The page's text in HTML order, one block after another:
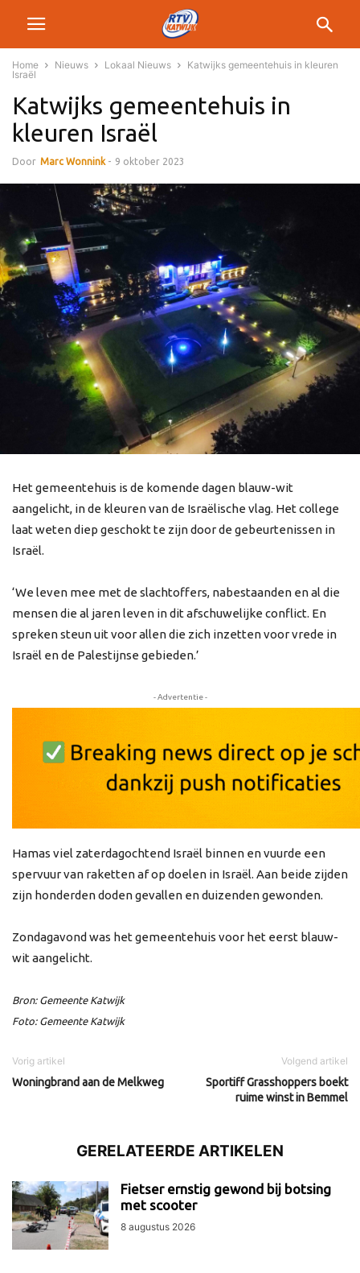
Home Nieuws Lokaal Nieuws
Katwijks gemeentehuis in kleuren
Israël
Katwijks gemeentehuis in
kleuren Israël
Door Marc Wonnink - 9 oktober 2023
Het gemeentehuis is de komende dagen blauw-wit
aangelicht, in de kleuren van de Israëlische vlag. Het college
laat weten diep geschokt te zijn door de gebeurtenissen in
Israël.
‘We leven mee met de slachtoffers, nabestaanden en al die
mensen die al jaren leven in dit afschuwelijke conflict. En
spreken steun uit voor allen die zich inzetten voor vrede in
Israël en de Palestijnse gebieden.’
- Advertentie -
Hamas viel zaterdagochtend Israël binnen en vuurde een
spervuur van raketten af op doelen in Israël. Aan beide zijden
zijn honderden doden gevallen en duizenden gewonden.
Zondagavond was het gemeentehuis voor het eerst blauw-
wit aangelicht.
Bron: Gemeente Katwijk
Foto: Gemeente Katwijk
Vorig artikel
Woningbrand aan de Melkweg
Volgend artikel
Sportiff Grasshoppers boekt
ruime winst in Bemmel
GERELATEERDE ARTIKELEN
Fietser ernstig gewond bij botsing
met scooter
8 augustus 2026